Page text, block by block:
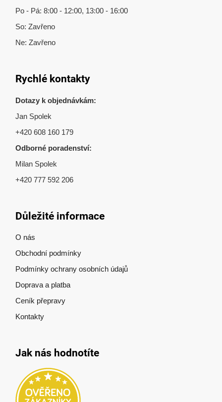
Po - Pá: 8:00 - 12:00, 13:00 - 16:00
So: Zavřeno
Ne: Zavřeno
Rychlé kontakty
Dotazy k objednávkám:
Jan Spolek
+420 608 160 179
Odborné poradenství:
Milan Spolek
+420 777 592 206
Důležité informace
O nás
Obchodní podmínky
Podmínky ochrany osobních údajů
Doprava a platba
Ceník přepravy
Kontakty
Jak nás hodnotíte